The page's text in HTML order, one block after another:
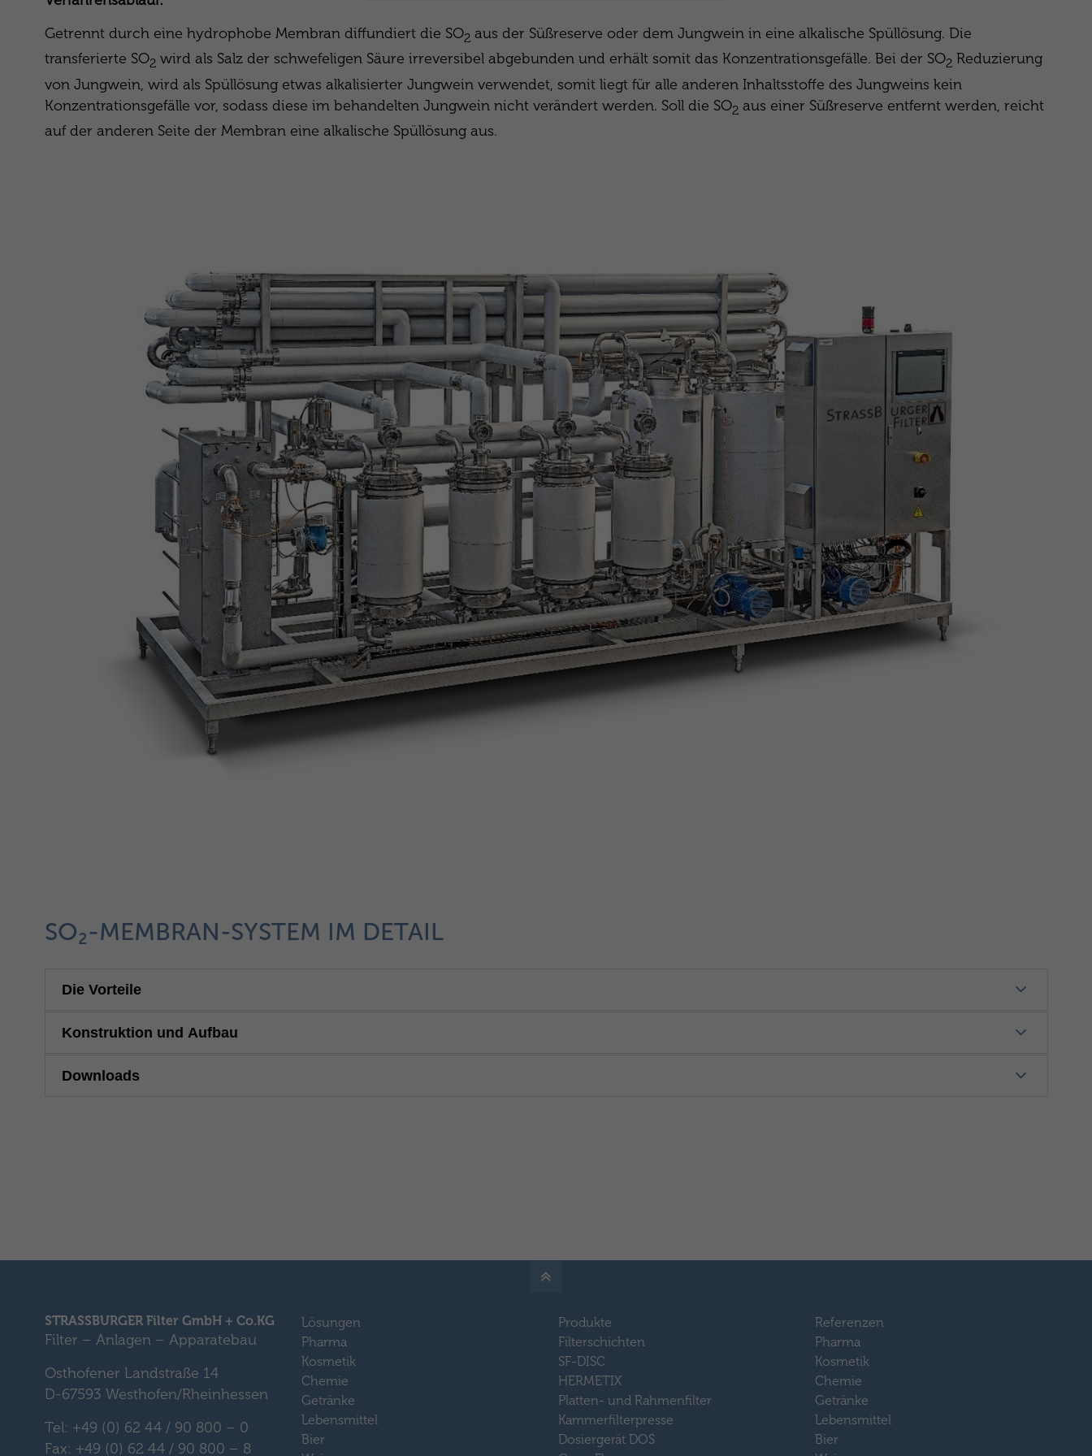
Getrennt durch eine hydrophobe Membran diffundiert die SO2 aus der Süßreserve oder dem Jungwein in eine alkalische Spüllösung. Die
transferierte SO2 wird als Salz der schwefeligen Säure irreversibel abgebunden und erhält somit das Konzentrationsgefälle. Bei der SO2 Reduzierung
von Jungwein, wird als Spüllösung etwas alkalisierter Jungwein verwendet, somit liegt für alle anderen Inhaltsstoffe des Jungweins kein
Konzentrationsgefälle vor, sodass diese im behandelten Jungwein nicht verändert werden. Soll die SO2 aus einer Süßreserve entfernt werden, reicht
auf der anderen Seite der Membran eine alkalische Spüllösung aus.
SO₂-MEMBRAN-SYSTEM IM DETAIL
Die Vorteile
Konstruktion und Aufbau
Downloads
STRASSBURGER Filter GmbH + Co.KG
Filter – Anlagen – Apparatebau
Osthofener Landstraße 14
D-67593 Westhofen/Rheinhessen
Tel: +49 (0) 62 44 / 90 800 – 0
Fax: +49 (0) 62 44 / 90 800 – 8
Lösungen
Pharma
Kosmetik
Chemie
Getränke
Lebensmittel
Bier
Produkte
Filterschichten
SF-DISC
HERMETIX
Platten- und Rahmenfilter
Kammerfilterpresse
Dosiergerät DOS
Referenzen
Pharma
Kosmetik
Chemie
Getränke
Lebensmittel
Bier